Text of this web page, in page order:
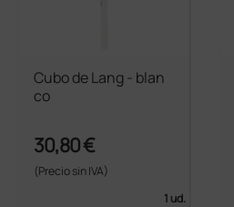
Cubo de Lang - blan
co
30,80 €
(Precio sin IVA)
1 ud.